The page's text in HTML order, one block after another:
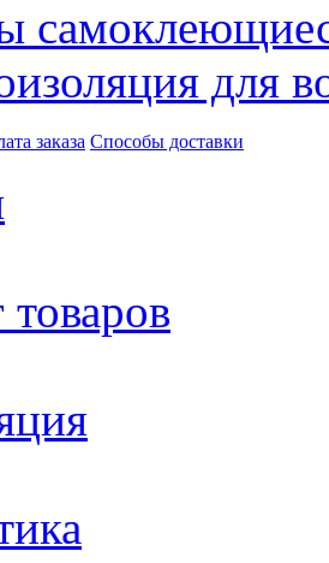
для
заказа Способы доставки
товаров